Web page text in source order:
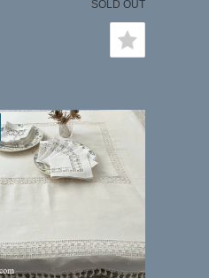
SOLD OUT